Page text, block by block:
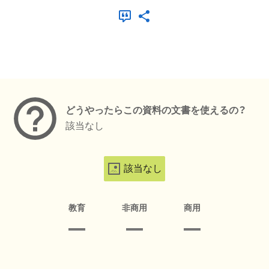
どうやったらこの資料の文書を使えるの？
該当なし
該当なし
教育 非商用 商用